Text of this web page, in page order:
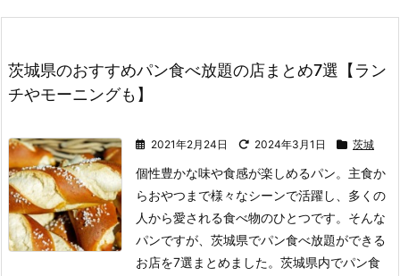
茨城県のおすすめパン食べ放題の店まとめ7選【ラン
チやモーニングも】
2021年2月24日 2024年3月1日 茨城
個性豊かな味や食感が楽しめるパン。 主食か
らおやつまで様々なシーンで活躍し、多くの
人から愛される食べ物のひとつです。 そんな
パンですが、茨城県でパン食べ放題ができる
お店を7選まとめました。 茨城県内でパン食